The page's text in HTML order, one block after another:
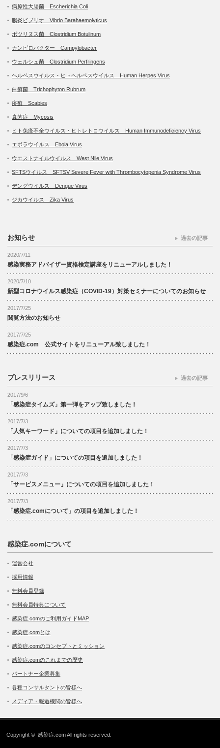
病原性大腸菌 Escherichia Coli
腸炎ビブリオ Vibrio Barahaemolyticus
ボツリヌス菌 Clostridium Botulinum
カンピロバクター Campylobacter
ウェルシュ菌 Clostridium Perfringens
ヘルペスウイルス・ヒトヘルペスウイルス Human Herpes Virus
白癬菌 Trichophyton Rubrum
疥癬 Scabies
真菌症 Mycosis
ヒト免疫不全ウイルス・ヒトレトロウイルス Human Immunodeficiency Virus
エボラウイルス Ebola Virus
ウエストナイルウイルス West Nile Virus
SFTSウイルス SFTSV Severe Fever with Thrombocytopenia Syndrome Virus
デングウイルス Dengue Virus
ジカウイルス Zika Virus
お知らせ
2020/7/11
感染実務アドバイザー資格検定講座をリニューアルしました！
2020/7/10
新型コロナウイルス感染症（COVID-19）対策セミナーについてのお知らせ
2017/7/25
閲覧方法のお知らせ
2017/7/25
感染症.com 公式サイトをリニューアル致しました！
過去の記事
プレスリリース
2017/9/6
「感染症タイムズ」第一弾をアップ致しました！
2017/7/3
「人気キーワード」についての項目を追加しました！
2017/7/3
「感染症ガイド」についての項目を追加しました！
2017/7/3
「サービスメニュー」についての項目を追加しました！
2017/7/3
「感染症.comについて」の項目を追加しました！
過去の記事
感染症.comについて
運営会社
採用情報
無料会員登録
無料会員特典について
感染症.comのご利用ガイドMAP
感染症.comとは
感染症.comのコンセプトとミッション
感染症.comのこれまでの歴史
パートナー企業募集
各種コンサルタントの皆様へ
メディア・報道機関の皆様へ
Copyright ©感染症.comAll rights reserved.